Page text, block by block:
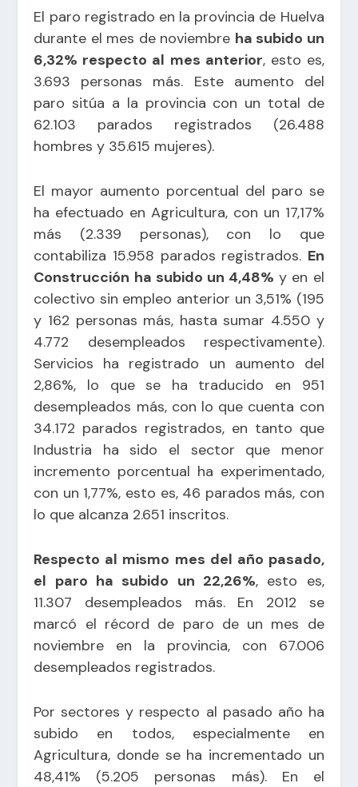
El paro registrado en la provincia de Huelva
durante el mes de noviembre ha subido un
6,32% respecto al mes anterior, esto es,
3.693 personas más. Este aumento del
paro sitúa a la provincia con un total de
62.103 parados registrados (26.488
hombres y 35.615 mujeres).
El mayor aumento porcentual del paro se
ha efectuado en Agricultura, con un 17,17%
más (2.339 personas), con lo que
contabiliza 15.958 parados registrados. En
Construcción ha subido un 4,48% y en el
colectivo sin empleo anterior un 3,51% (195
y 162 personas más, hasta sumar 4.550 y
4.772 desempleados respectivamente).
Servicios ha registrado un aumento del
2,86%, lo que se ha traducido en 951
desempleados más, con lo que cuenta con
34.172 parados registrados, en tanto que
Industria ha sido el sector que menor
incremento porcentual ha experimentado,
con un 1,77%, esto es, 46 parados más, con
lo que alcanza 2.651 inscritos.
Respecto al mismo mes del año pasado,
el paro ha subido un 22,26%, esto es,
11.307 desempleados más. En 2012 se
marcó el récord de paro de un mes de
noviembre en la provincia, con 67.006
desempleados registrados.
Por sectores y respecto al pasado año ha
subido en todos, especialmente en
Agricultura, donde se ha incrementado un
48,41% (5.205 personas más). En el